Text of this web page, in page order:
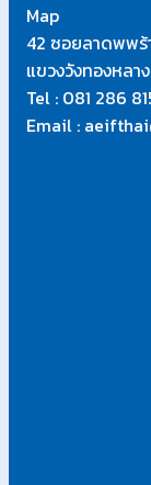
Map
42 ซอยลาดพพร้
แขวงวังทองหลา
Tel : 081 286
Email :